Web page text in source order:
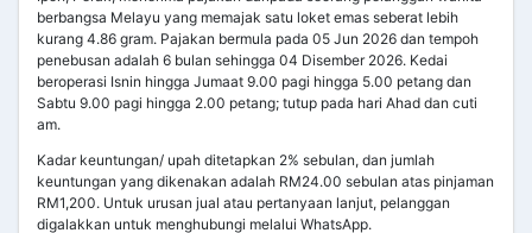
berbangsa Melayu yang memajak satu loket emas seberat lebih
kurang 4.86 gram. Pajakan bermula pada 05 Jun 2026 dan tempoh
penebusan adalah 6 bulan sehingga 04 Disember 2026. Kedai
beroperasi Isnin hingga Jumaat 9.00 pagi hingga 5.00 petang dan
Sabtu 9.00 pagi hingga 2.00 petang; tutup pada hari Ahad dan cuti
am.
Kadar keuntungan/ upah ditetapkan 2% sebulan, dan jumlah
keuntungan yang dikenakan adalah RM24.00 sebulan atas pinjaman
RM1,200. Untuk urusan jual atau pertanyaan lanjut, pelanggan
digalakkan untuk menghubungi melalui WhatsApp.